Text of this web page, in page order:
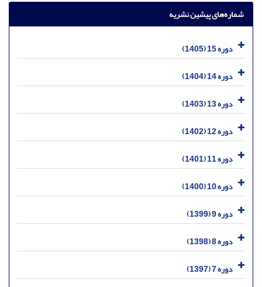
شماره‌های پیشین نشریه
دوره 15 (1405)
دوره 14 (1404)
دوره 13 (1403)
دوره 12 (1402)
دوره 11 (1401)
دوره 10 (1400)
دوره 9 (1399)
دوره 8 (1398)
دوره 7 (1397)